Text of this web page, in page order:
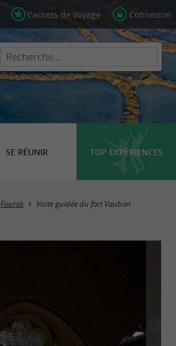
Carnets de Voyage Connexion
SE RÉUNIR TOP EXPÉRIENCES
Fouras Visite guidée du fort Vauban